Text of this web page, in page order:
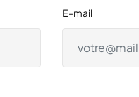
E-mail